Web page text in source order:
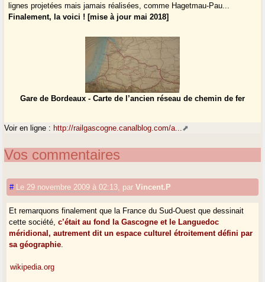
lignes projetées mais jamais réalisées, comme Hagetmau-Pau...
Finalement, la voici ! [mise à jour mai 2018]
Gare de Bordeaux - Carte de l’ancien réseau de chemin de fer
Voir en ligne : http://railgascogne.canalblog.com/a...
Vos commentaires
# Le 29 novembre 2009 à 02:13 parVincent.P
Et remarquons finalement que la France du Sud-Ouest que dessinait
cette société,c’était au fond la Gascogne et le Languedoc
méridional, autrement dit un espace culturel étroitement défini par
sa géographie
wikipedia.org